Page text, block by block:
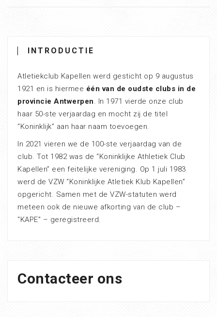
INTRODUCTIE
Atletiekclub Kapellen werd gesticht op 9 augustus
1921 en is hiermee één van de oudste clubs in de
provincie Antwerpen. In 1971 vierde onze club
haar 50-ste verjaardag en mocht zij de titel
“Koninklijk” aan haar naam toevoegen.
In 2021 vieren we de 100-ste verjaardag van de
club. Tot 1982 was de “Koninklijke Athletiek Club
Kapellen” een feitelijke vereniging. Op 1 juli 1983
werd de VZW “Koninklijke Atletiek Klub Kapellen”
opgericht. Samen met de VZW-statuten werd
meteen ook de nieuwe afkorting van de club –
“KAPE” – geregistreerd.
Contacteer ons